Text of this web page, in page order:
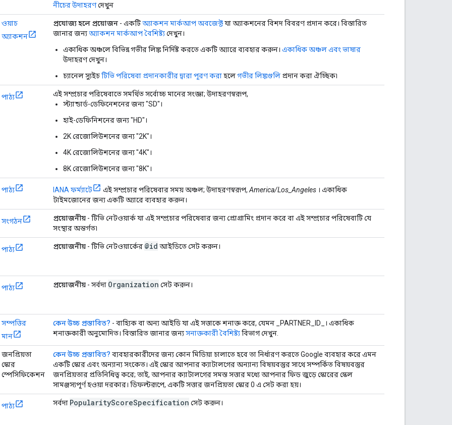
নীচের উদাহরণদেখুন
ওয়াচ
অ্যাকশন
প্রযোজ্য হলে প্রয়োজন - একটিঅ্যাকশন মার্কআপ অবজেক্টযা অ্যাকশনের বিশদ বিবরণ প্রদান করে। বিস্তারিত
জানার জন্যঅ্যাকশন মার্কআপ বৈশিষ্ট্যদেখুন।
একাধিক অঞ্চলে বিভিন্ন গভীর লিঙ্ক নির্দিষ্ট করতে একটি অ্যারে ব্যবহার করুন। একাধিক অঞ্চল এবং ভাষার
উদাহরণ দেখুন।
চ্যানেল স্যুইচটিভি পরিষেবা প্রদানকারীর দ্বারা পূরণ করাহলেগভীর লিঙ্কগুলি প্রদান করা ঐচ্ছিক৷
পাঠ্য
এই সম্প্রচার পরিষেবাতে সমর্থিত সর্বোচ্চ মানের সংজ্ঞা; উদাহরণস্বরূপ,
স্ট্যান্ডার্ড-ডেফিনেশনের জন্য "SD"।
হাই-ডেফিনিশনের জন্য "HD"।
2K রেজোলিউশনের জন্য "2K"।
4K রেজোলিউশনের জন্য "4K"।
8K রেজোলিউশনের জন্য "8K"।
পাঠ্য IANA ফর্ম্যাটে এই সম্প্রচার পরিষেবার সময় অঞ্চল; উদাহরণস্বরূপ, America/Los_Angeles । একাধিক
টাইমজোনের জন্য একটি অ্যারে ব্যবহার করুন।
সংগঠন প্রয়োজনীয় - টিভি নেটওয়ার্ক যা এই সম্প্রচার পরিষেবার জন্য প্রোগ্রামিং প্রদান করে বা এই সম্প্রচার পরিষেবাটি যে
সংস্থার অন্তর্গত৷
পাঠ্য প্রয়োজনীয় - টিভি নেটওয়ার্কের @id আইডিতে সেট করুন।
পাঠ্য প্রয়োজনীয় - সর্বদা Organization সেট করুন।
সম্পত্তির
মান
কেন উচ্চ প্রস্তাবিত? - বাহ্যিক বা অন্য আইডি যা এই সত্তাকে শনাক্ত করে, যেমন _PARTNER_ID_। একাধিক
শনাক্তকারী অনুমোদিত। বিস্তারিত জানার জন্যসনাক্তকারী বৈশিষ্ট্যবিভাগ দেখুন.
জনপ্রিয়তা
স্কোর
স্পেসিফিকেশন
কেন উচ্চ প্রস্তাবিত? ব্যবহারকারীদের জন্য কোন মিডিয়া চালাতে হবে তা নির্ধারণ করতে Google ব্যবহার করে এমন
একটি স্কোর এবং অন্যান্য সংকেত। এই স্কোর আপনার ক্যাটালগের অন্যান্য বিষয়বস্তুর সাথে সম্পর্কিত বিষয়বস্তুর
জনপ্রিয়তার প্রতিনিধিত্ব করে; তাই, আপনার ক্যাটালগের সমস্ত সত্তার মধ্যে আপনার ফিড জুড়ে স্কোরের স্কেল
সামঞ্জস্যপূর্ণ হওয়া দরকার। ডিফল্টরূপে, একটি সত্তার জনপ্রিয়তা স্কোর 0 এ সেট করা হয়।
পাঠ্য সর্বদা PopularityScoreSpecification সেট করুন।